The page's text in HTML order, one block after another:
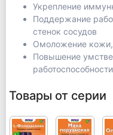
Укрепление
Поддержание
стенок сосудов
Омоложение
Повышение
работоспособности
Товары от серии